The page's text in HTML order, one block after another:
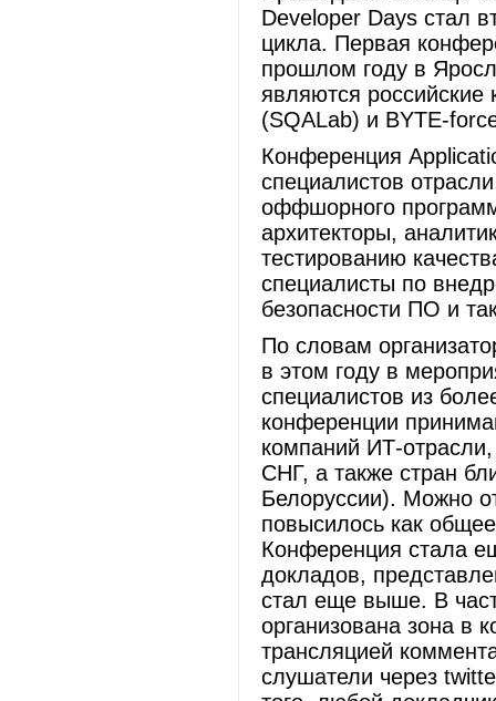
Developer Days стал
цикла. Первая
прошлом году в
являются российские
(SQALab) и BYTE-
Конференция
специалистов
оффшорного
архитекторы,
тестированию
специалисты по
безопасности ПО и
По словам
в этом году в
специалистов из
конференции
компаний ИТ-
СНГ, а также стран
Белоруссии). Можно
повысилось как
Конференция стала
докладов,
стал еще выше. В
организована зона в
трансляцией
слушатели через